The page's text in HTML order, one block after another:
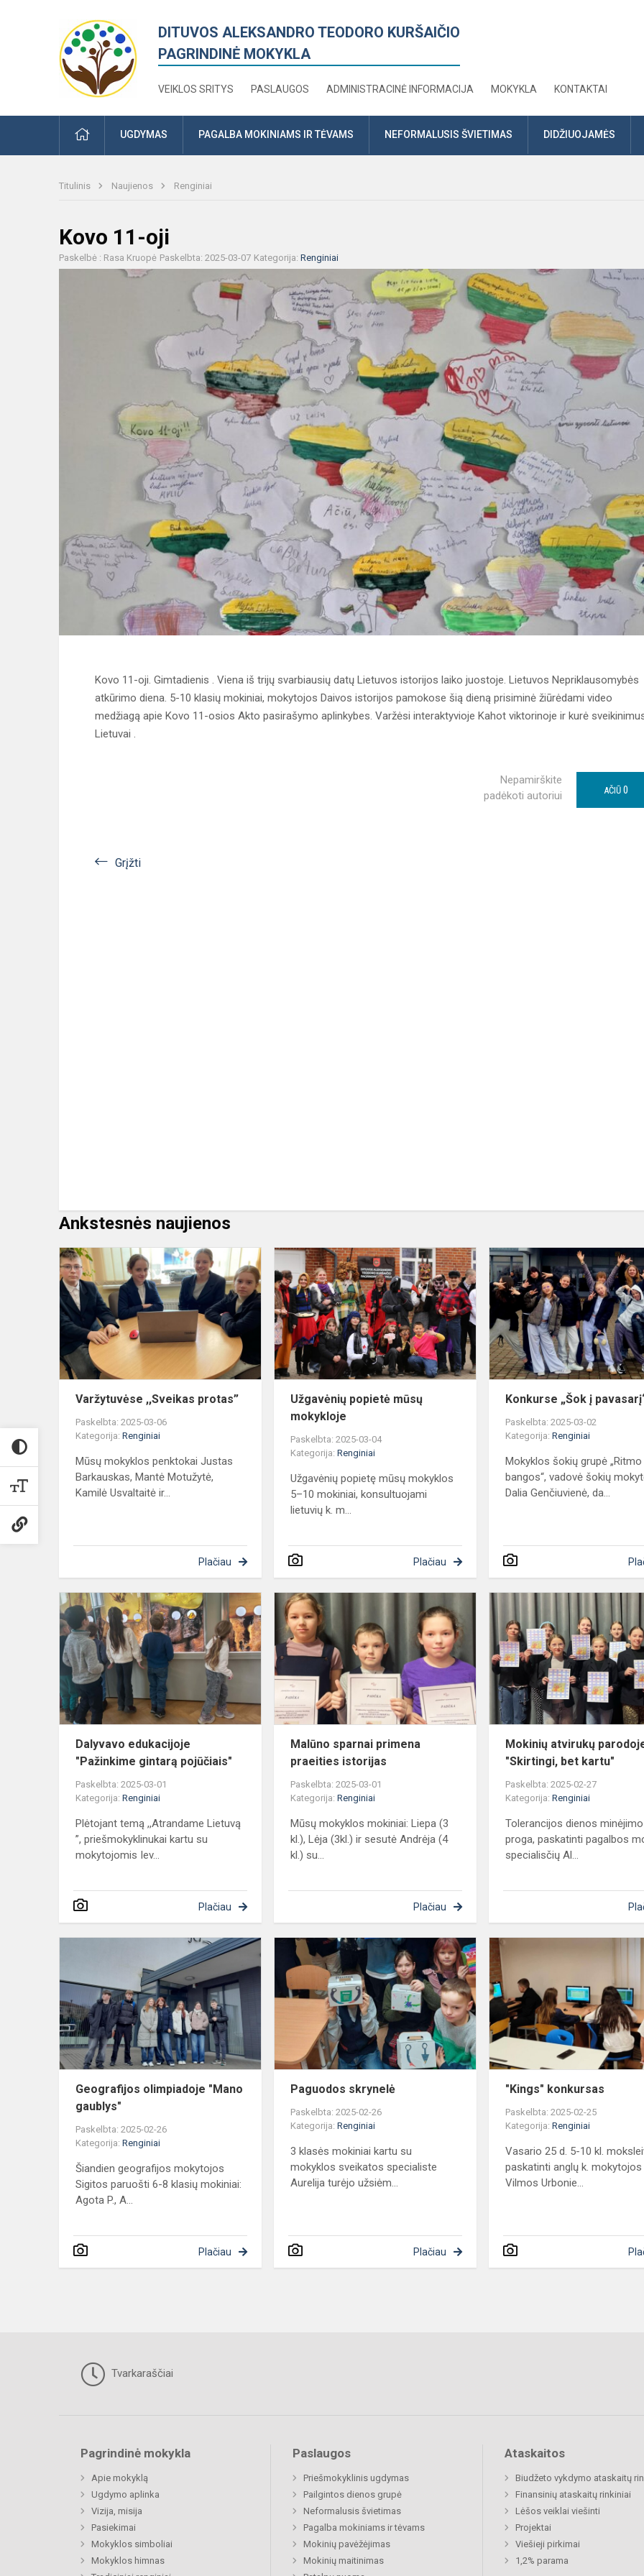
DITUVOS ALEKSANDRO TEODORO KURŠAIČIO
PAGRINDINĖ MOKYKLA
VEIKLOS SRITYS PASLAUGOS ADMINISTRACINĖ INFORMACIJA MOKYKLA KONTAKTAI
PRADŽIAUGDYMAS PAGALBA MOKINIAMS IR TĖVAMS NEFORMALUSIS ŠVIETIMAS DIDŽIUOJAMĖS
Titulinis Naujienos Renginiai
Kovo 11-oji
Paskelbė : Rasa Kruopė Paskelbta: 2025-03-07 Kategorija: Renginiai
Kovo 11-oji. Gimtadienis . Viena iš trijų svarbiausių datų Lietuvos istorijos laiko juostoje. Lietuvos Nepriklausomybės
atkūrimo diena. 5-10 klasių mokiniai, mokytojos Daivos istorijos pamokose šią dieną prisiminė žiūrėdami video
medžiagą apie Kovo 11-osios Akto pasirašymo aplinkybes. Varžėsi interaktyvioje Kahot viktorinoje ir kurė
Lietuvai .
Nepamirškite
padėkoti autoriui
AČIŪ 0
Grįžti
Ankstesnės naujienos
Varžytuvėse
,,Sveikas
protas”
Varžytuvėse ,,Sveikas protas”
Paskelbta: 2025-03-06
Kategorija: Renginiai
Mūsų mokyklos penktokai Justas
Barkauskas, Mantė Motužytė,
Kamilė Usvaltaitė ir...
Plačiau
Užgavėnių
popietė
mūsų
mokykloje
Užgavėnių popietė mūsų
mokykloje
Paskelbta: 2025-03-04
Kategorija:Renginiai
Užgavėnių popietę mūsų mokyklos
5–10 mokiniai, konsultuojami
lietuvių k. m...
Plačiau
Konkurse „Šok į
Paskelbta: 2025-03-02
Kategorija:Renginiai
Mokyklos šokių grupė „Ritmo
bangos“, vadovė šokių
Dalia Genčiuvienė, da...
Dalyvavo
edukacijoje
"Pažinkime
gintarą
pojūčiais"
Dalyvavo edukacijoje
"Pažinkime gintarą pojūčiais"
Paskelbta: 2025-03-01
Kategorija: Renginiai
Plėtojant temą ,,Atrandame Lietuvą
”, priešmokyklinukai kartu su
mokytojomis Iev...
Plačiau
Malūno
sparnai
primena
praeities
istorijas
Malūno sparnai primena
praeities istorijas
Paskelbta: 2025-03-01
Kategorija:Renginiai
Mūsų mokyklos mokiniai: Liepa (3
kl.), Lėja (3kl.) ir sesutė Andrėja (4
kl.) su...
Plačiau
Mokinių atvirukų
"Skirtingi, bet kartu"
Paskelbta: 2025-02-27
Kategorija:Renginiai
Tolerancijos dienos minėjimo
proga, paskatinti pagalbos
specialisčių Al...
Geografijos
olimpiadoje
"Mano
gaublys"
Geografijos olimpiadoje "Mano
gaublys"
Paskelbta: 2025-02-26
Kategorija: Renginiai
Šiandien geografijos mokytojos
Sigitos paruošti 6-8 klasių mokiniai:
Agota P., A...
Plačiau
Paguodos
skrynelė
Paguodos skrynelė
Paskelbta: 2025-02-26
Kategorija:Renginiai
3 klasės mokiniai kartu su
mokyklos sveikatos specialiste
Aurelija turėjo užsiėm...
Plačiau
"Kings" konkursas
Paskelbta: 2025-02-25
Kategorija:Renginiai
Vasario 25 d. 5-10 kl.
paskatinti anglų k. mokytojos
Vilmos Urbonie...
Tvarkaraščiai
Pagrindinė mokykla
Apie mokyklą
Ugdymo aplinka
Vizija, misija
Pasiekimai
Mokyklos simboliai
Mokyklos himnas
Paslaugos
Priešmokyklinis ugdymas
Pailgintos dienos grupė
Neformalusis švietimas
Pagalba mokiniams ir tėvams
Mokinių pavėžėjimas
Mokinių maitinimas
Ataskaitos
Biudžeto vykdymo ataskaitų
Finansinių ataskaitų rinkiniai
Lėšos veiklai viešinti
Projektai
Viešieji pirkimai
1,2% parama